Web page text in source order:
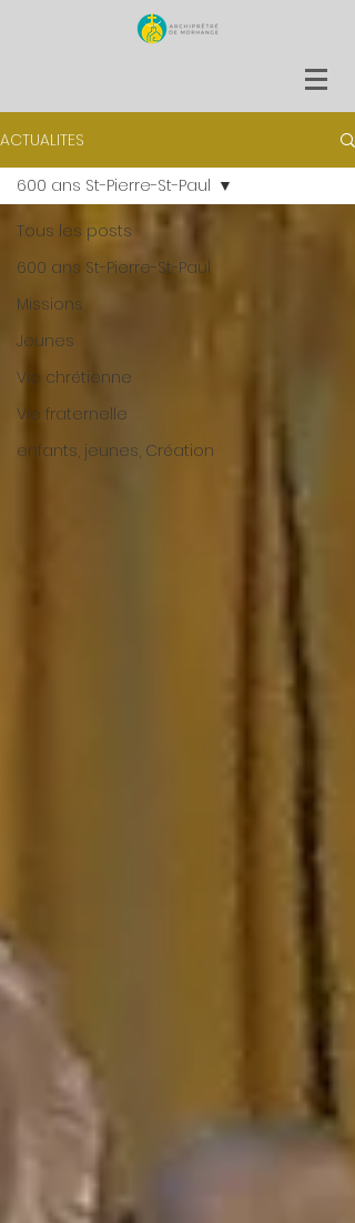
ACTUALITES
Tous les posts
600 ans St-Pierre-St-Paul
Missions
Jeunes
Vie chrétienne
Vie fraternelle
enfants, jeunes, Création
600 ans St-Pierre-St-Paul